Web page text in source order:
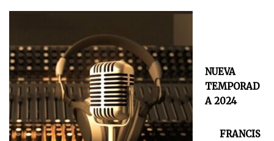
NUEVA
TEMPORAD
A 2024
FRANCIS